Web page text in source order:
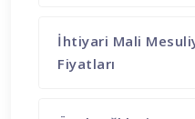
İhtiyari Mali
Fiyatları